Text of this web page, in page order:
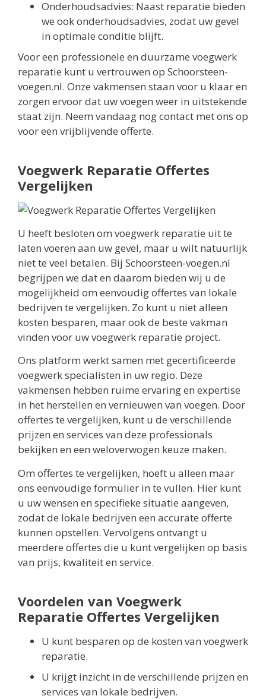
Onderhoudsadvies: Naast reparatie bieden
we ook onderhoudsadvies, zodat uw gevel
in optimale conditie blijft.
Voor een professionele en duurzame voegwerk
reparatie kunt u vertrouwen op Schoorsteen-
voegen.nl. Onze vakmensen staan voor u klaar en
zorgen ervoor dat uw voegen weer in uitstekende
staat zijn. Neem vandaag nog contact met ons op
voor een vrijblijvende offerte.
Voegwerk Reparatie Offertes
Vergelijken
U heeft besloten om voegwerk reparatie uit te
laten voeren aan uw gevel, maar u wilt natuurlijk
niet te veel betalen. Bij Schoorsteen-voegen.nl
begrijpen we dat en daarom bieden wij u de
mogelijkheid om eenvoudig offertes van lokale
bedrijven te vergelijken. Zo kunt u niet alleen
kosten besparen, maar ook de beste vakman
vinden voor uw voegwerk reparatie project.
Ons platform werkt samen met gecertificeerde
voegwerk specialisten in uw regio. Deze
vakmensen hebben ruime ervaring en expertise
in het herstellen en vernieuwen van voegen. Door
offertes te vergelijken, kunt u de verschillende
prijzen en services van deze professionals
bekijken en een weloverwogen keuze maken.
Om offertes te vergelijken, hoeft u alleen maar
ons eenvoudige formulier in te vullen. Hier kunt
u uw wensen en specifieke situatie aangeven,
zodat de lokale bedrijven een accurate offerte
kunnen opstellen. Vervolgens ontvangt u
meerdere offertes die u kunt vergelijken op basis
van prijs, kwaliteit en service.
Voordelen van Voegwerk
Reparatie Offertes Vergelijken
U kunt besparen op de kosten van voegwerk
reparatie.
U krijgt inzicht in de verschillende prijzen en
services van lokale bedrijven.